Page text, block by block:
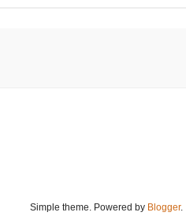
Simple theme. Powered by Blogger.